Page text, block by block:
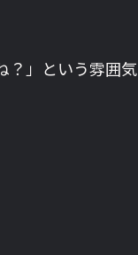
？」という雰囲気